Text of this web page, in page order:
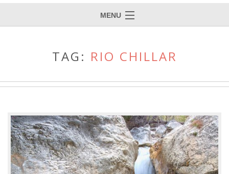
MENU
TAG: RIO CHILLAR